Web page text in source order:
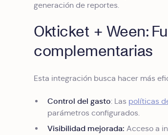
generación de reportes.
Okticket + Ween:
complementarias
Esta integración busca hacer más
Control del gasto: Las políticas
parámetros configurados.
Visibilidad mejorada: Acceso a